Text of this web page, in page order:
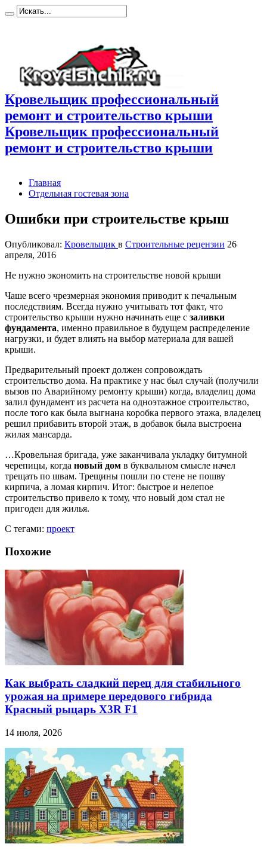
Кровельщик профессиональный
ремонт и строительство крыши
Кровельщик профессиональный
ремонт и строительство крыши
Главная
Отдельная гостевая зона
Ошибки при строительстве крыш
Опубликовал: Кровельщик в Строительные рецензии 26
апреля, 2016
Не нужно экономить на строительстве новой крыши
Чаше всего чрезмерная экономия приводит к печальным
последствиям. Всегда нужно учитывать тот факт, что
строительство крыши нужно начинать еще с заливки
фундамента, именно правильное в будущем распределение
нагрузки, и будет влиять на выбор материала для вашей
крыши.
Предварительный проект должен сопровождать
строительство дома. На практике у нас был случай (получили
вызов по Аварийному ремонту крыши) когда, владелиц дома
залил фундамент из расчета на одноэтажное строительство,
после того как была выгнана коробка первого этажа, владелец
решил прибавить второй этаж, в добавок была выстроена
жилая мансарда.
…Кровельная бригада, уже заканчивала укладку битумной
черепицы, когда новый дом в буквальном смысле начел
трещать по швам. Трещины пошли по стене не пошву
кирпича, а ломая кирпич. Итог: быстрое и нелепое
строительство привело к тому, что новый дом стал не
пригоден для жилья.
С тегами: проект
Похожие
Как выбрать сладкий перец для стабильного
урожая на примере передового гибрида
Красный рыцарь X3R F1
14 июля, 2026